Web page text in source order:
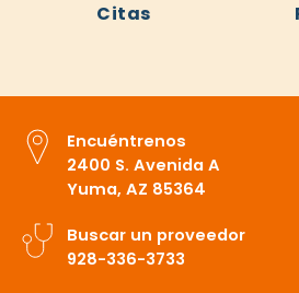
Citas
Encuéntrenos
2400 S. Avenida A
Yuma, AZ 85364
Buscar un proveedor
928-336-3733